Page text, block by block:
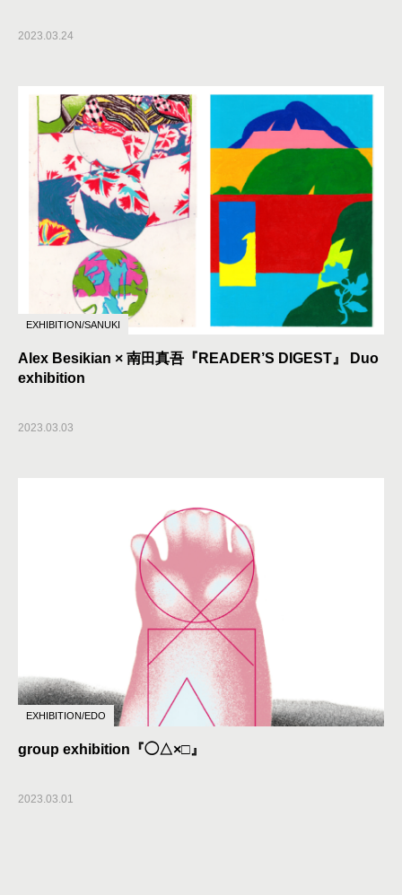
2023.03.24
EXHIBITION/SANUKI
Alex Besikian × 南田真吾『READER’S DIGEST』 Duo
exhibition
2023.03.03
EXHIBITION/EDO
group exhibition『◯△×□』
2023.03.01